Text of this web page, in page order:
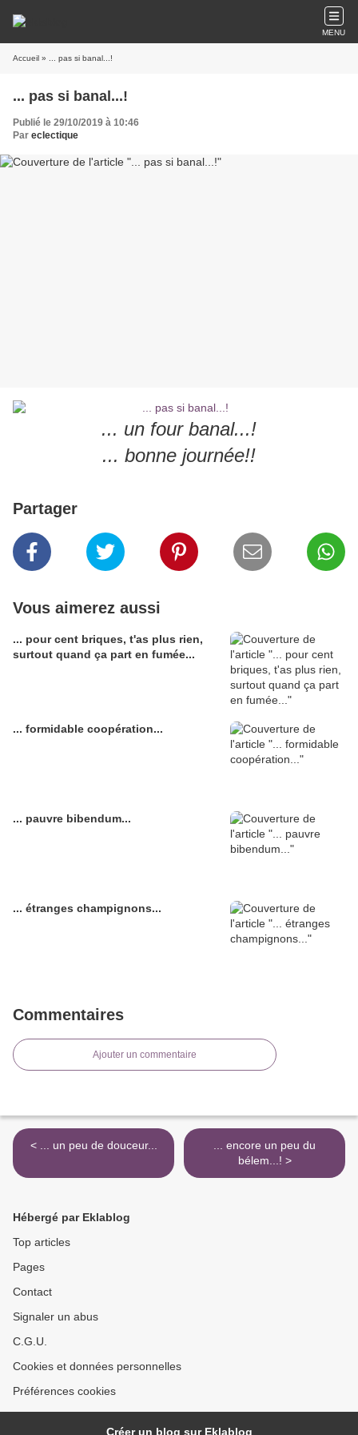
MENU
Accueil » ... pas si banal...!
... pas si banal...!
Publié le 29/10/2019 à 10:46
Par eclectique
... un four banal...!
... bonne journée!!
Partager
Vous aimerez aussi
... pour cent briques, t'as plus rien,
surtout quand ça part en fumée...
... formidable coopération...
... pauvre bibendum...
... étranges champignons...
Commentaires
Ajouter un commentaire
< ... un peu de douceur...
... encore un peu du
bélem...! >
Hébergé par Eklablog
Top articles
Pages
Contact
Signaler un abus
C.G.U.
Cookies et données personnelles
Préférences cookies
Créer un blog sur Eklablog